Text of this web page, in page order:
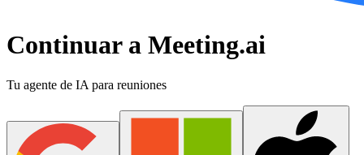
Continuar a Meeting.ai
Tu agente de IA para reuniones